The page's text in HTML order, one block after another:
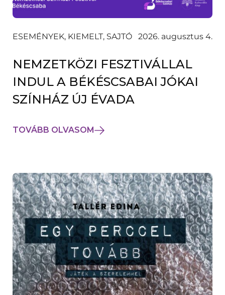
ESEMÉNYEK, KIEMELT, SAJTÓ 2026. augusztus 4.
NEMZETKÖZI FESZTIVÁLLAL
INDUL A BÉKÉSCSABAI JÓKAI
SZÍNHÁZ ÚJ ÉVADA
TOVÁBB OLVASOM